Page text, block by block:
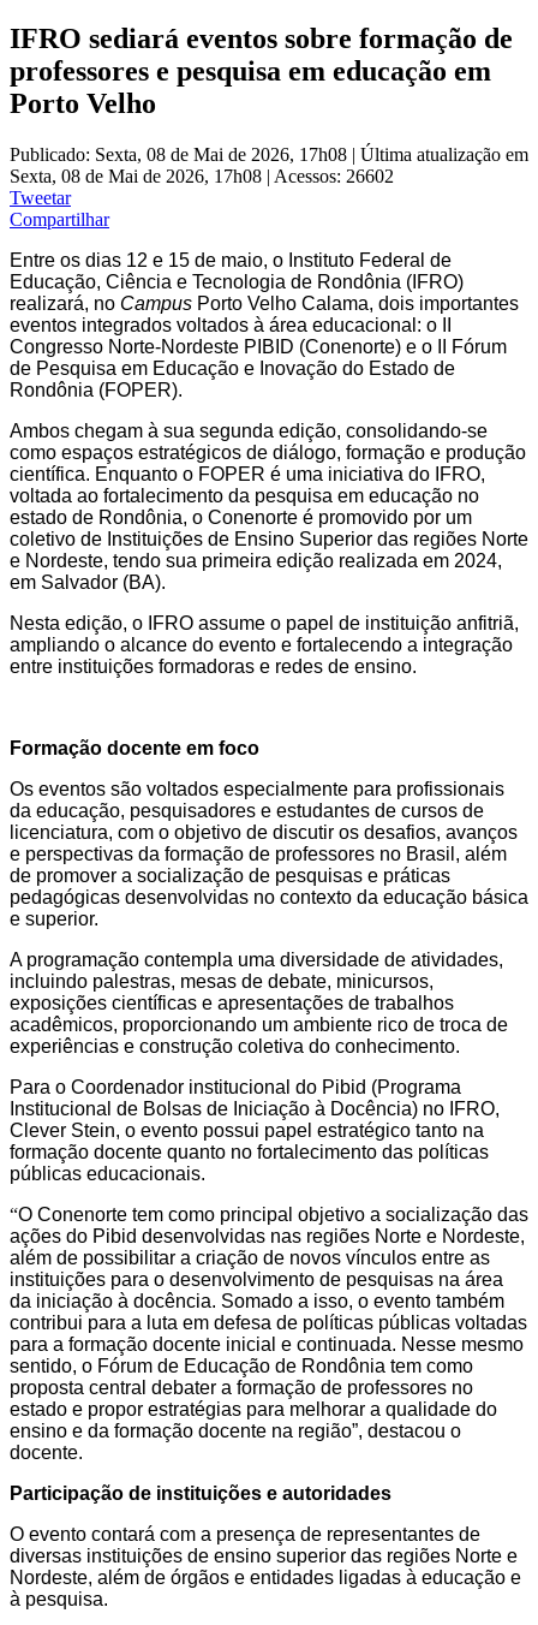
IFRO sediará eventos sobre formação de
professores e pesquisa em educação em
Porto Velho
Publicado: Sexta, 08 de Mai de 2026, 17h08 | Última atualização em
Sexta, 08 de Mai de 2026, 17h08 | Acessos: 26602
Tweetar
Compartilhar
Entre os dias 12 e 15 de maio, o Instituto Federal de
Educação, Ciência e Tecnologia de Rondônia (IFRO)
realizará, no Campus Porto Velho Calama, dois importantes
eventos integrados voltados à área educacional: o II
Congresso Norte-Nordeste PIBID (Conenorte) e o II Fórum
de Pesquisa em Educação e Inovação do Estado de
Rondônia (FOPER).
Ambos chegam à sua segunda edição, consolidando-se
como espaços estratégicos de diálogo, formação e produção
científica. Enquanto o FOPER é uma iniciativa do IFRO,
voltada ao fortalecimento da pesquisa em educação no
estado de Rondônia, o Conenorte é promovido por um
coletivo de Instituições de Ensino Superior das regiões Norte
e Nordeste, tendo sua primeira edição realizada em 2024,
em Salvador (BA).
Nesta edição, o IFRO assume o papel de instituição anfitriã,
ampliando o alcance do evento e fortalecendo a integração
entre instituições formadoras e redes de ensino.
Formação docente em foco
Os eventos são voltados especialmente para profissionais
da educação, pesquisadores e estudantes de cursos de
licenciatura, com o objetivo de discutir os desafios, avanços
e perspectivas da formação de professores no Brasil, além
de promover a socialização de pesquisas e práticas
pedagógicas desenvolvidas no contexto da educação básica
e superior.
A programação contempla uma diversidade de atividades,
incluindo palestras, mesas de debate, minicursos,
exposições científicas e apresentações de trabalhos
acadêmicos, proporcionando um ambiente rico de troca de
experiências e construção coletiva do conhecimento.
Para o Coordenador institucional do Pibid (Programa
Institucional de Bolsas de Iniciação à Docência) no IFRO,
Clever Stein, o evento possui papel estratégico tanto na
formação docente quanto no fortalecimento das políticas
públicas educacionais.
“O Conenorte tem como principal objetivo a socialização das
ações do Pibid desenvolvidas nas regiões Norte e Nordeste,
além de possibilitar a criação de novos vínculos entre as
instituições para o desenvolvimento de pesquisas na área
da iniciação à docência. Somado a isso, o evento também
contribui para a luta em defesa de políticas públicas voltadas
para a formação docente inicial e continuada. Nesse mesmo
sentido, o Fórum de Educação de Rondônia tem como
proposta central debater a formação de professores no
estado e propor estratégias para melhorar a qualidade do
ensino e da formação docente na região”, destacou o
docente.
Participação de instituições e autoridades
O evento contará com a presença de representantes de
diversas instituições de ensino superior das regiões Norte e
Nordeste, além de órgãos e entidades ligadas à educação e
à pesquisa.